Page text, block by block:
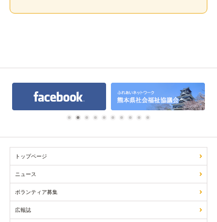
1 2 3 4 5 6 7 8 9 10
トップページ
ニュース
ボランティア募集
広報誌